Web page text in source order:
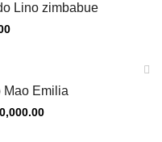
Lino zimbabue
Emilia